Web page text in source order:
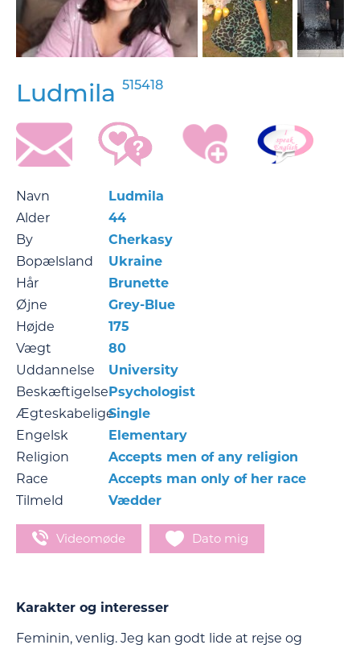
Ludmila 515418
Navn
Ludmila
Alder
44
By
Cherkasy
Bopælsland
Ukraine
Hår
Brunette
Øjne
Grey-Blue
Højde
175
Vægt
80
Uddannelse
University
BeskæftigelsePsychologist
ÆgteskabeligeSingle
Engelsk
Elementary
Religion
Accepts men of any religion
Race
Accepts man only of her race
Tilmeld
Vædder
Videomøde Dato mig
Karakter og interesser
Feminin, venlig. Jeg kan godt lide at rejse og